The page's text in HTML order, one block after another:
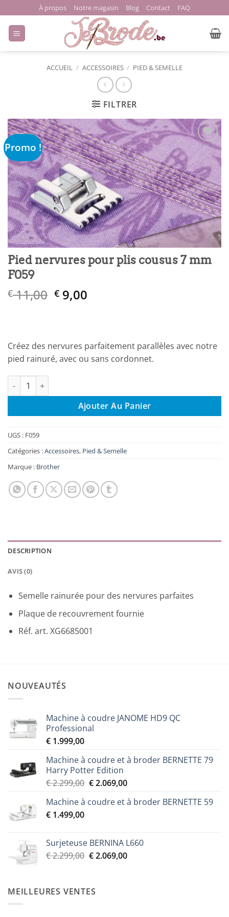
au
contenu
À propos Notre magasin Blog Contact FAQ
ACCUEIL / ACCESSOIRES / PIED & SEMELLE
FILTRER
Promo !
Ajouter
à la liste
de
souhaits
Pied nervures pour plis cousus 7 mm
F059
€11,00 Le
prix
€ 11,00.
€ 9,00
€ 9,00.
Créez des nervures parfaitement parallèles avec notre
pied rainuré, avec ou sans cordonnet.
quantité de Pied nervures pour plis cousus 7 mm F059
Ajouter Au Panier
UGS : F059
Catégories :Accessoires, Pied & Semelle
Marque : Brother
DESCRIPTION
AVIS (0)
Semelle rainurée pour des nervures parfaites
Plaque de recouvrement fournie
Réf. art. XG6685001
NOUVEAUTÉS
Machine à coudre JANOME HD9 QC
Professional
€ 1.999,00
Machine à coudre et à broder BERNETTE 79
Harry Potter Edition
€2.299,00 Le
initial
€2.069,00Le
actuel
Machine à coudre et à broder BERNETTE 59
€ 1.499,00
Surjeteuse BERNINA L660
€2.299,00 Le
était :
€ 2.299,00.
€2.069,00Le
MEILLEURES VENTES